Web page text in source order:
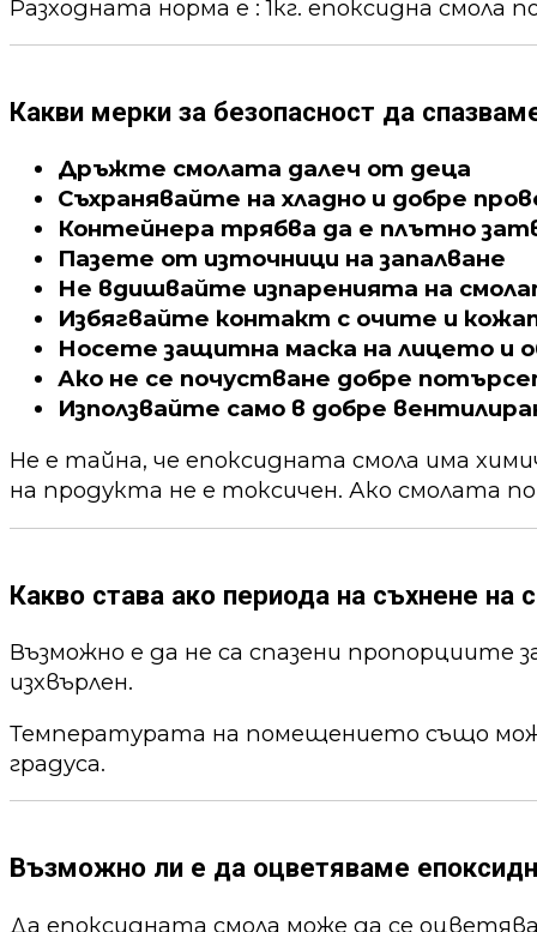
Разходната норма е : 1кг. епоксидна смола
Какви мерки за безопасност да
Дръжте смолата далеч от деца
Съхранявайте на хладно и добре
Контейнера трябва да е плътно
Пазете от източници на запалване
Не вдишвайте изпаренията на
Избягвайте контакт с очите и
Носете защитна маска на лицето и
Ако не се почустване добре
Използвайте само в добре
Не е тайна, че епоксидната смола има
на продукта не е токсичен. Ако смолата
Какво става ако периода на съхнене
Възможно е да не са спазени пропорциите
изхвърлен.
Температурата на помещението също
градуса.
Възможно ли е да оцветяваме
Да епоксидната смола може да се